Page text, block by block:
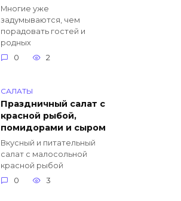
Многие уже
задумываются, чем
порадовать гостей и
родных
0
2
САЛАТЫ
Праздничный салат с
красной рыбой,
помидорами и сыром
Вкусный и питательный
салат с малосольной
красной рыбой
0
3